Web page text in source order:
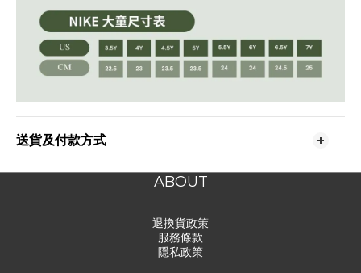
送貨及付款方式
ABOUT
退換貨政策
服務條款
隱私政策